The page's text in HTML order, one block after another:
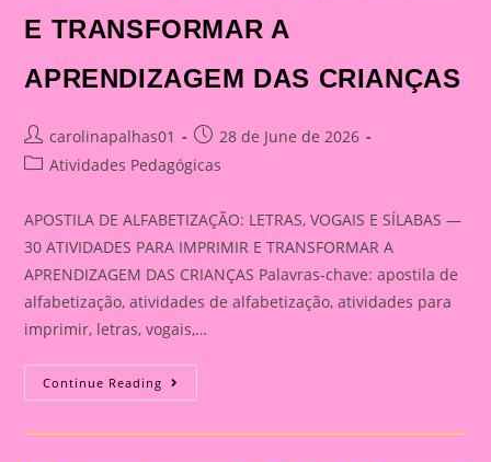
E TRANSFORMAR A
APRENDIZAGEM DAS CRIANÇAS
Post
author:
carolinapalhas01
Post
published:
28 de June de 2026
PostAtividades Pedagógicas
APOSTILA DE ALFABETIZAÇÃO: LETRAS, VOGAIS E SÍLABAS —
30 ATIVIDADES PARA IMPRIMIR E TRANSFORMAR A
APRENDIZAGEM DAS CRIANÇAS Palavras-chave: apostila de
alfabetização, atividades de alfabetização, atividades para
imprimir, letras, vogais,…
Continue Reading APOSTILA
DE